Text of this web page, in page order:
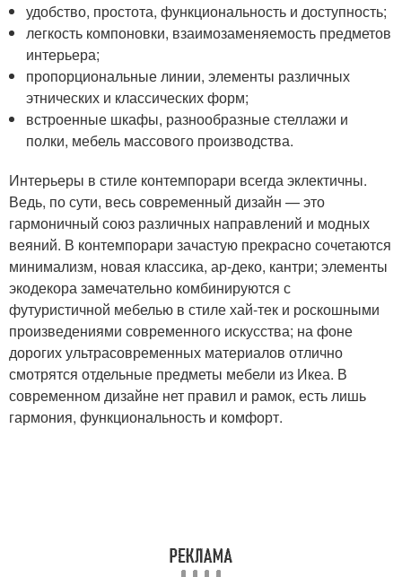
удобство, простота, функциональность и доступность;
легкость компоновки, взаимозаменяемость предметов
интерьера;
пропорциональные линии, элементы различных
этнических и классических форм;
встроенные шкафы, разнообразные стеллажи и
полки, мебель массового производства.
Интерьеры в стиле контемпорари всегда эклектичны.
Ведь, по сути, весь современный дизайн — это
гармоничный союз различных направлений и модных
веяний. В контемпорари зачастую прекрасно сочетаются
минимализм, новая классика, ар-деко, кантри; элементы
экодекора замечательно комбинируются с
футуристичной мебелью в стиле хай-тек и роскошными
произведениями современного искусства; на фоне
дорогих ультрасовременных материалов отлично
смотрятся отдельные предметы мебели из Икеа. В
современном дизайне нет правил и рамок, есть лишь
гармония, функциональность и комфорт.